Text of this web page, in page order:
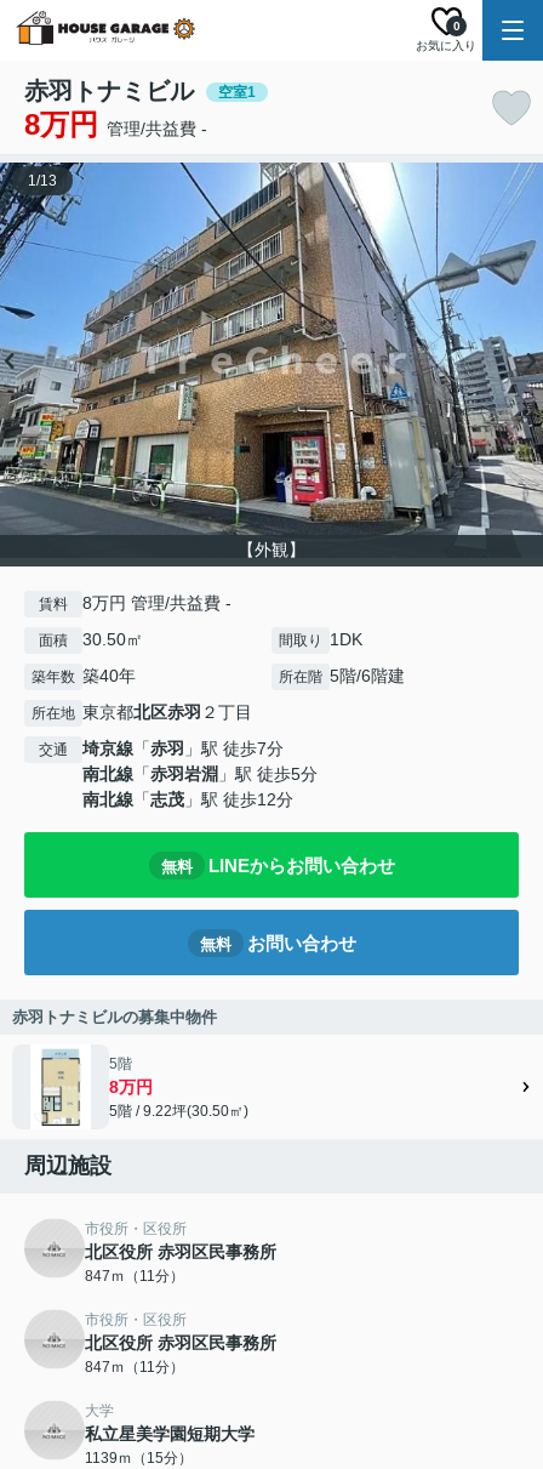
お気に入り
0
赤羽トナミビル 空室1
8万円 管理/共益費 -
【外観】
1/13
賃料 8万円 管理/共益費 -
面積 30.50㎡ 間取り 1DK
築年数 築40年 所在階 5階/6階建
所在地 東京都北区赤羽 ２丁目
交通 埼京線 「赤羽 」駅 徒歩7分
南北線 「赤羽岩淵 」駅 徒歩5分
南北線 「志茂 」駅 徒歩12分
無料 LINEからお問い合わせ
無料 お問い合わせ
赤羽トナミビルの募集中物件
5階
8万円
5階 / 9.22坪(30.50㎡)
周辺施設
市役所・区役所
北区役所 赤羽区民事務所
847ｍ（11分）
市役所・区役所
北区役所 赤羽区民事務所
847ｍ（11分）
大学
私立星美学園短期大学
1139ｍ（15分）